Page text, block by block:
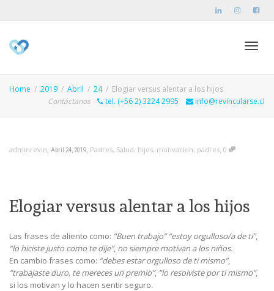
Home 2019 Abril 24
Elogiar versus alentar a los hijos
Contáctanos
tel. (+56 2) 3224 2995 info@revincularse.cl
adminrevin, Abril 24, 2019, Padres, Salud, hijos, motivacion, padres, 0
Elogiar versus alentar a los hijos
Las frases de aliento como: “Buen trabajo” “estoy orgulloso/a de ti”,
“lo hiciste justo como te dije”, no siempre motivan a los niños.
En cambio frases como: “debes estar orgulloso de ti mismo”,
“trabajaste duro, te mereces un premio”, “lo resolviste por ti mismo”,
si los motivan y lo hacen sentir seguro.